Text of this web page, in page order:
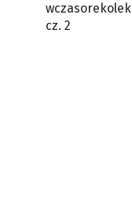
cz. 2